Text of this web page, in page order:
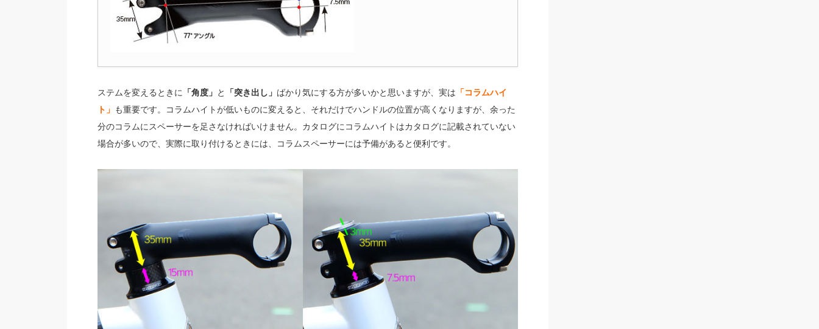
ステムを変えるときに 「角度」 と 「突き出し」 ばかり気にする方が多いかと思いますが、実は 「コラムハイ
ト」 も重要です。コラムハイトが低いものに変えると、それだけでハンドルの位置が高くなりますが、余った
分のコラムにスペーサーを足さなければいけません。カタログにコラムハイトはカタログに記載されていない
場合が多いので、実際に取り付けるときには、コラムスペーサーには予備があると便利です。